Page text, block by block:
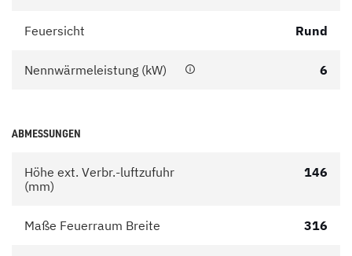
Feuersicht Rund
Nennwärmeleistung (kW) 6
ABMESSUNGEN
Höhe ext. Verbr.-luftzufuhr
(mm)
146
Maße Feuerraum Breite 316